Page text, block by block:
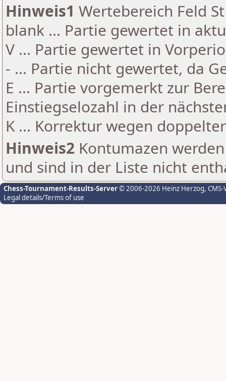
Hinweis1 Wertebereich Feld
blank ... Partie gewertet in
V ... Partie gewertet in
- ... Partie nicht gewertet, da
E ... Partie vorgemerkt zur
Einstiegselozahl in der
K ... Korrektur wegen
Hinweis2 Kontumazen
und sind in der Liste nicht
Chess-Tournament-Results-Server© 2006-2026 Heinz Herzog,
Legal details/Terms of use